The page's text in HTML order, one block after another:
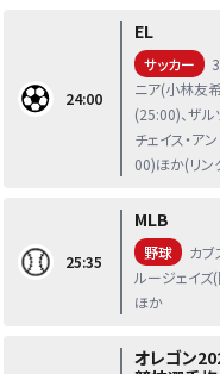
24:00
EL
サッカー
ニア(小林友
(25:00)、ザル
チェイス・ア
00)ほか(リン
25:35
MLB
野球
カ
ルージェイ
ほか
オレゴン